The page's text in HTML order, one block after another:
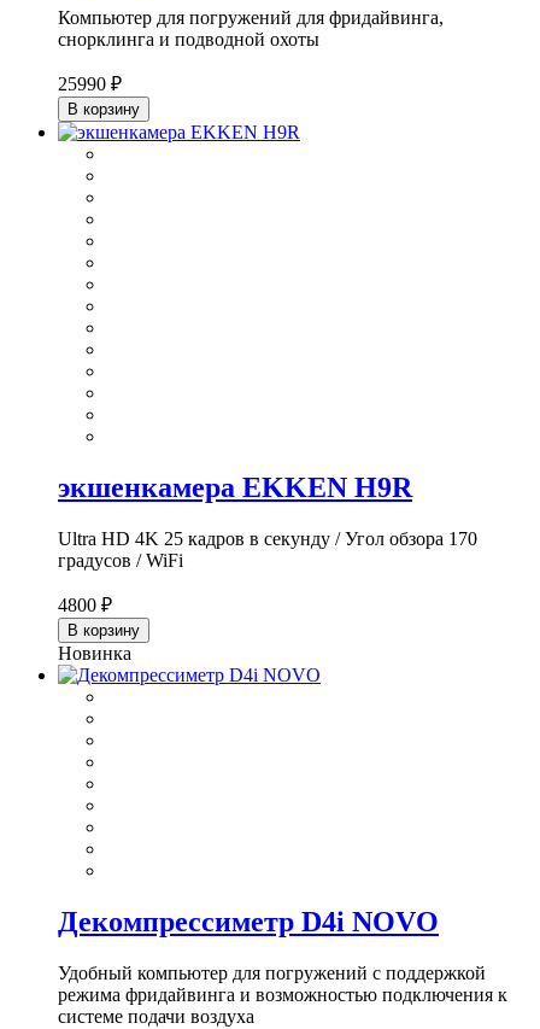
Компьютер для погружений для фридайвинга,
cнорклинга и подводной охоты
25990 ₽
В корзину
экшенкамера EKKEN H9R
Ultra HD 4K 25 кадров в секунду / Угол обзора 170
градусов / WiFi
4800 ₽
В корзину
Новинка
Декомпрессиметр D4i NOVO
Удобный компьютер для погружений с поддержкой
режима фридайвинга и возможностью подключения к
системе подачи воздуха